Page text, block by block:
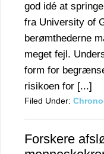
god idé at
fra University of
berømthederne
meget fejl.
form for
risikoen for [...]
Filed Under:
Forskere